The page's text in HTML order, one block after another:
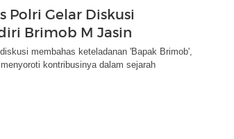
Polri Gelar Diskusi
Brimob M Jasin
membahas keteladanan 'Bapak Brimob',
kontribusinya dalam sejarah